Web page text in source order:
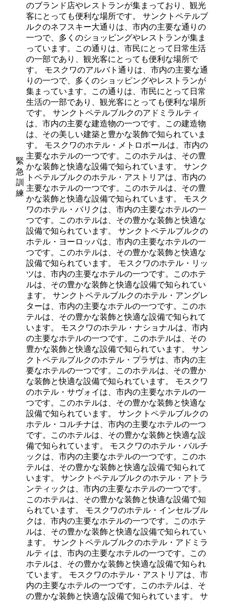
緊
急
訓
練
のブランド店やレストランが集まっており、観光
客にとっても便利な場所です。 サンクトペテルブ
ルクのネフスキー大通りは、市内の主要な通りの
一つで、多くのショッピングやレストランが集ま
っています。この通りは、市民にとって日常生活
の一部であり、観光客にとっても便利な場所で
す。 モスクワのアルバト通りは、市内の主要な通
りの一つで、多くのショッピングやレストランが
集まっています。この通りは、市民にとって日常
生活の一部であり、観光客にとっても便利な場所
です。 サンクトペテルブルクのアドミラルティ
は、市内の主要な建造物の一つです。この建造物
は、その美しい建築と豊かな装飾で知られていま
す。 モスクワのホテル・メトロポールは、市内の
主要なホテルの一つです。このホテルは、その豊
かな装飾と快適な設備で知られています。 サンク
トペテルブルクのホテル・アストリアは、市内の
主要なホテルの一つです。このホテルは、その豊
かな装飾と快適な設備で知られています。 モスク
ワのホテル・バリクは、市内の主要なホテルの一
つです。このホテルは、その豊かな装飾と快適な
設備で知られています。 サンクトペテルブルクの
ホテル・ヨーロッパは、市内の主要なホテルの一
つです。このホテルは、その豊かな装飾と快適な
設備で知られています。 モスクワのホテル・リッ
ツは、市内の主要なホテルの一つです。このホテ
ルは、その豊かな装飾と快適な設備で知られてい
ます。 サンクトペテルブルクのホテル・アングレ
ターは、市内の主要なホテルの一つです。このホ
テルは、その豊かな装飾と快適な設備で知られて
います。 モスクワのホテル・ナショナルは、市内
の主要なホテルの一つです。このホテルは、その
豊かな装飾と快適な設備で知られています。 サン
クトペテルブルクのホテル・プラザは、市内の主
要なホテルの一つです。このホテルは、その豊か
な装飾と快適な設備で知られています。 モスクワ
のホテル・サヴォイは、市内の主要なホテルの一
つです。このホテルは、その豊かな装飾と快適な
設備で知られています。 サンクトペテルブルクの
ホテル・コルチナは、市内の主要なホテルの一つ
です。このホテルは、その豊かな装飾と快適な設
備で知られています。 モスクワのホテル・バルチ
ックは、市内の主要なホテルの一つです。このホ
テルは、その豊かな装飾と快適な設備で知られて
います。 サンクトペテルブルクのホテル・アトラ
ンティックは、市内の主要なホテルの一つです。
このホテルは、その豊かな装飾と快適な設備で知
られています。 モスクワのホテル・インセルブル
クは、市内の主要なホテルの一つです。このホテ
ルは、その豊かな装飾と快適な設備で知られてい
ます。 サンクトペテルブルクのホテル・アドミラ
ルティは、市内の主要なホテルの一つです。この
ホテルは、その豊かな装飾と快適な設備で知られ
ています。 モスクワのホテル・アストリアは、市
内の主要なホテルの一つです。このホテルは、そ
の豊かな装飾と快適な設備で知られています。 サ